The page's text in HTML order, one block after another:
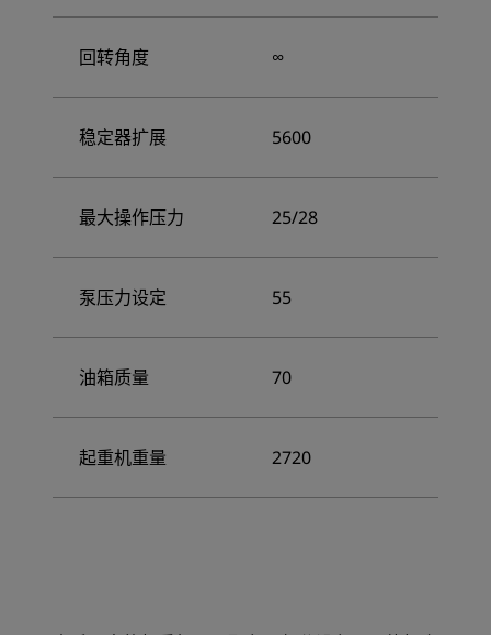
回转角度 ∞
稳定器扩展 5600
最大操作压力 25/28
泵压力设定 55
油箱质量 70
起重机重量 2720